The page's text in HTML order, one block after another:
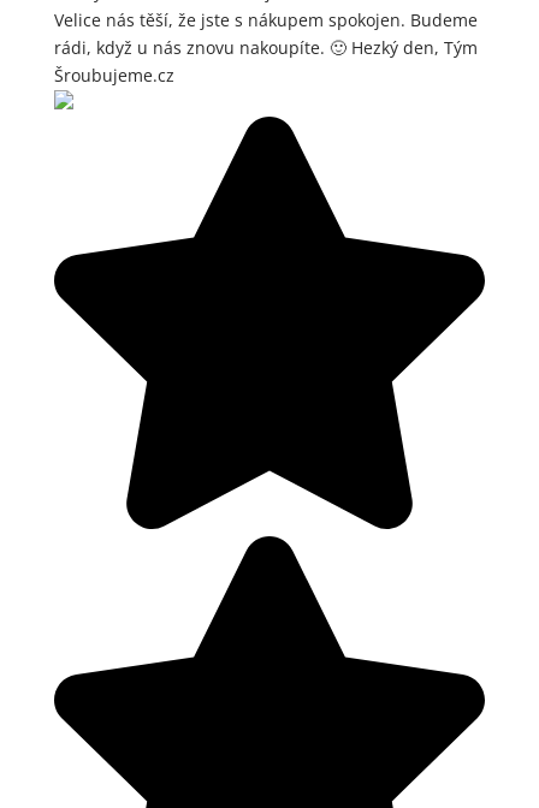
Velice nás těší, že jste s nákupem spokojen. Budeme
rádi, když u nás znovu nakoupíte. 🙂 Hezký den, Tým
Šroubujeme.cz